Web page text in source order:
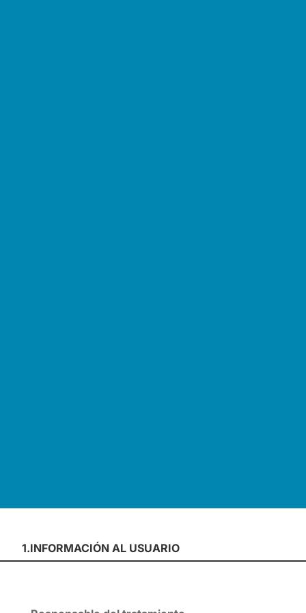
1.INFORMACIÓN AL USUARIO